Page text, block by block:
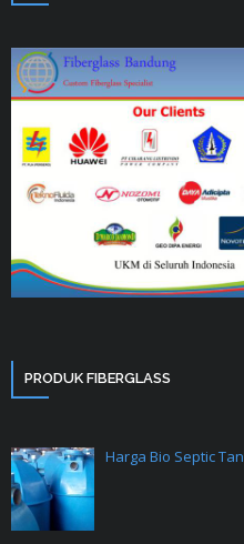
PRODUK FIBERGLASS
Harga Bio Septic